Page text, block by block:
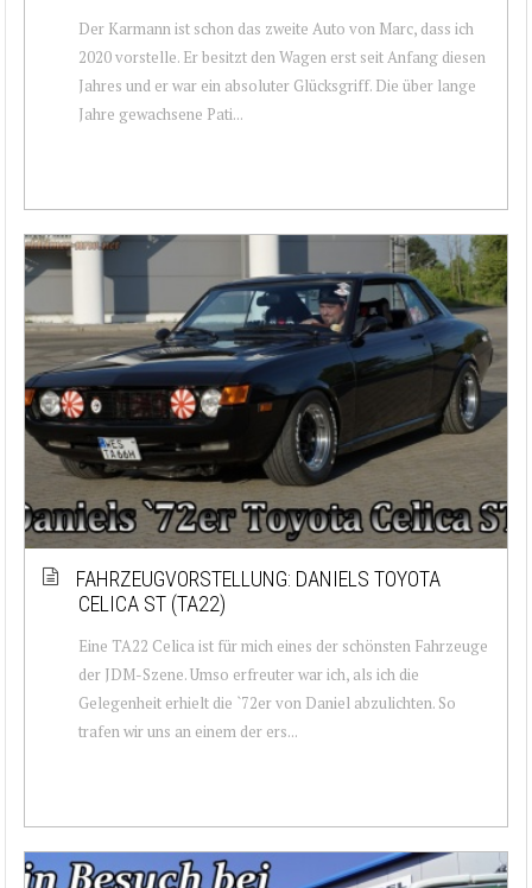
Der Karmann ist schon das zweite Auto von Marc, dass ich
2020 vorstelle. Er besitzt den Wagen erst seit Anfang diesen
Jahres und er war ein absoluter Glücksgriff. Die über lange
Jahre gewachsene Pati...
FAHRZEUGVORSTELLUNG: DANIELS TOYOTA
CELICA ST (TA22)
Eine TA22 Celica ist für mich eines der schönsten Fahrzeuge
der JDM-Szene. Umso erfreuter war ich, als ich die
Gelegenheit erhielt die `72er von Daniel abzulichten. So
trafen wir uns an einem der ers...